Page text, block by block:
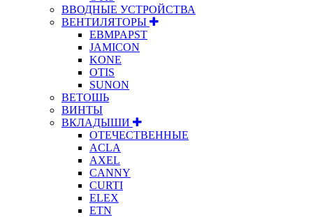
ВВОДНЫЕ УСТРОЙСТВА
ВЕНТИЛЯТОРЫ
EBMPAPST
JAMICON
KONE
OTIS
SUNON
ВЕТОШЬ
ВИНТЫ
ВКЛАДЫШИ
ОТЕЧЕСТВЕННЫЕ
ACLA
AXEL
CANNY
CURTI
ELEX
ETN